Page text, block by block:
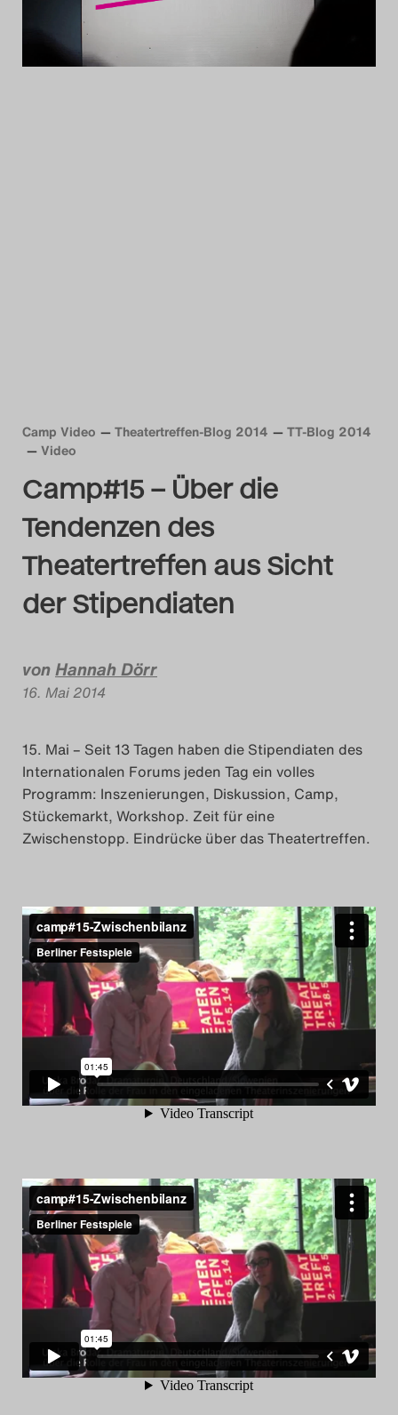
Das Theatertreffen-Blog
2014
Das Theatertreffen-Blog
2018 Alumni
Das Theatertreffen-Blog
2019
Das Theatertreffen-Blog
2020
Das Theatertreffen-Blog
Das Theatertreffen-Blog
2022
Das Theatertreffen-Blog
2023
Das Theatertreffen-Blog
2024
Das Theatertreffen-Blog
2025
Das Theatertreffen-Blog
Archiv
Nutzungsbedingungen
Search
Camp Video Theatertreffen-Blog 2014
TT-Blog 2014
Video
Camp#15 – Über die
Tendenzen des
Theatertreffen aus Sicht
der Stipendiaten
vonHannah Dörr
16. Mai 2014
15. Mai – Seit 13 Tagen haben die Stipendiaten des
Internationalen Forums jeden Tag ein volles
Programm: Inszenierungen, Diskussion, Camp,
Stückemarkt, Workshop. Zeit für eine
Zwischenstopp. Eindrücke über das Theatertreffen.